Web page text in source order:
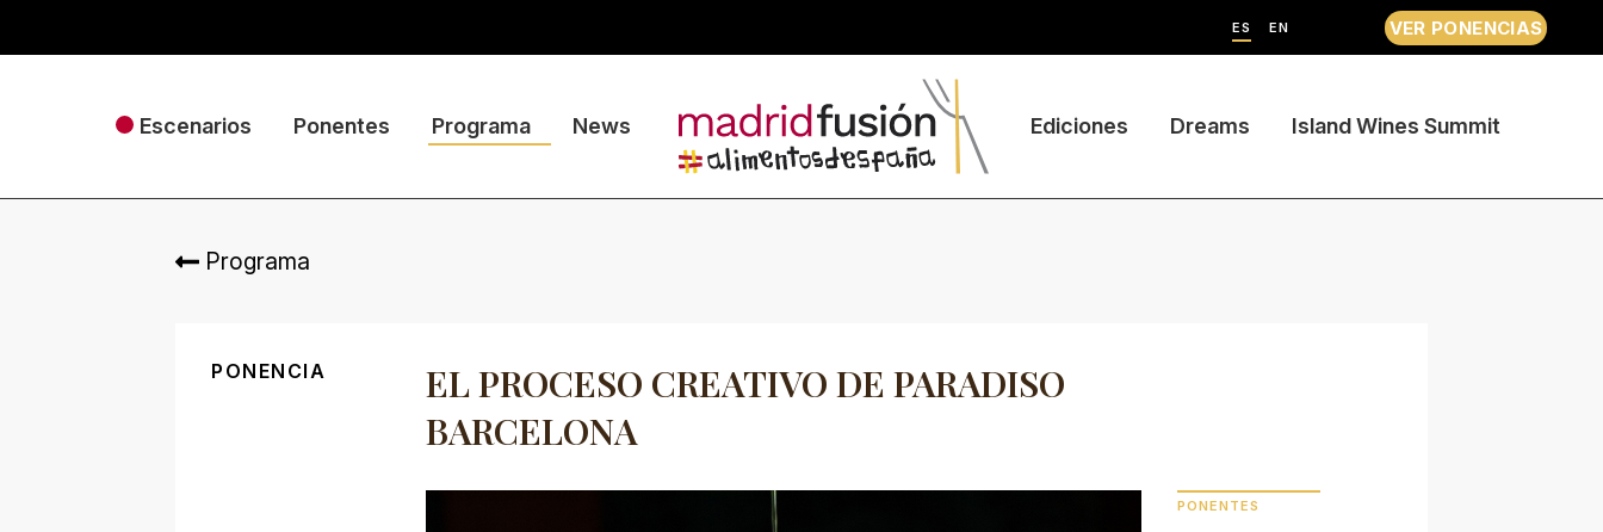
ES EN VER PONENCIAS
Escenarios Ponentes Programa News Ediciones Dreams Island Wines Summit
Programa
PONENCIA
EL PROCESO CREATIVO DE PARADISO
BARCELONA
PONENTES